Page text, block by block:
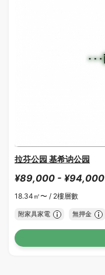
拉芬公园 基希讷公园
¥89,000 - ¥94,000
18.34㎡〜 / 2樓層數
附家具家電 無押金